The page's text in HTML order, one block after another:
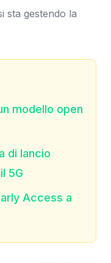
sta gestendo la
modello open
di lancio
5G
Access a